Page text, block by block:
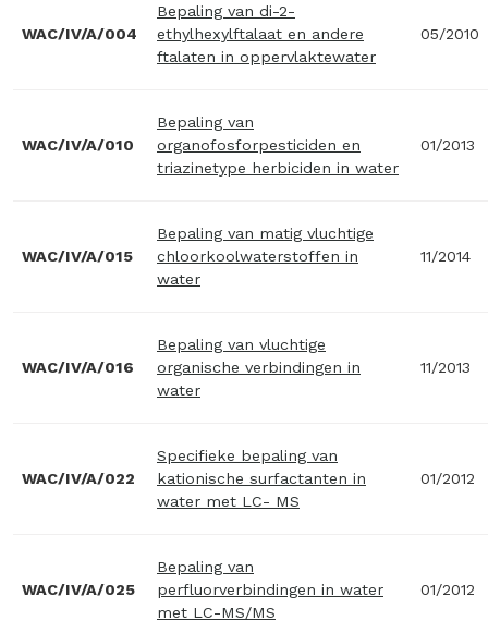
WAC/IV/A/004
Bepaling van di-2-
ethylhexylftalaat en andere
ftalaten in oppervlaktewater
05/2010
WAC/IV/A/010
Bepaling van
organofosforpesticiden en
triazinetype herbiciden in water
01/2013
WAC/IV/A/015
Bepaling van matig vluchtige
chloorkoolwaterstoffen in
water
11/2014
WAC/IV/A/016
Bepaling van vluchtige
organische verbindingen in
water
11/2013
WAC/IV/A/022
Specifieke bepaling van
kationische surfactanten in
water met LC- MS
01/2012
WAC/IV/A/025
Bepaling van
perfluorverbindingen in water
met LC-MS/MS
01/2012